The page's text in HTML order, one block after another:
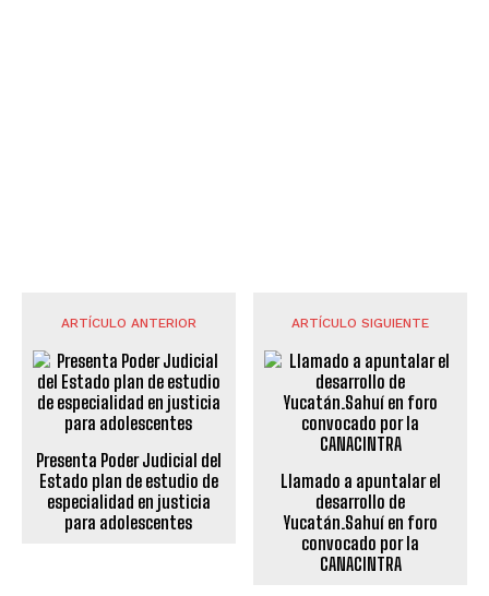
ARTÍCULO ANTERIOR
Presenta Poder Judicial del
Estado plan de estudio de
especialidad en justicia
para adolescentes
ARTÍCULO SIGUIENTE
Llamado a apuntalar el
desarrollo de
Yucatán.Sahuí en foro
convocado por la
CANACINTRA